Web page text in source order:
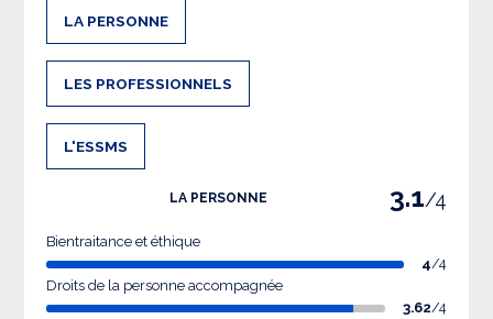
LA PERSONNE
LES PROFESSIONNELS
L'ESSMS
LA PERSONNE 3.1/4
Bientraitance et éthique
4/4
Droits de la personne accompagnée
3.62/4